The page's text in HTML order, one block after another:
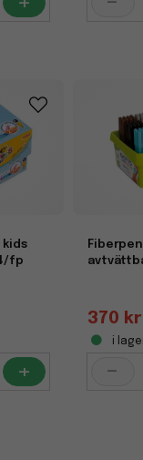
kids
fp
+
370 kr
i
-